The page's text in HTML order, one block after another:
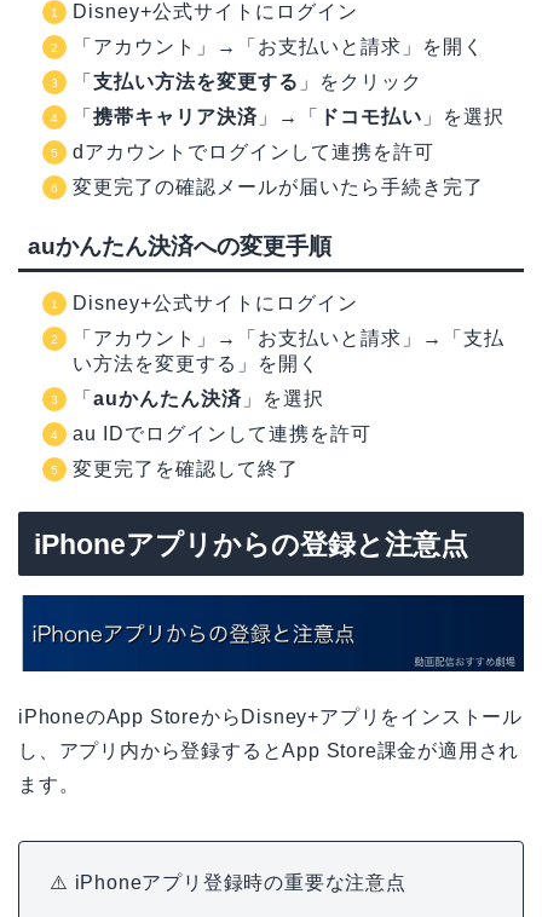
Disney+公式サイトにログイン
「アカウント」→「お支払いと請求」を開く
「 支払い方法を変更する 」をクリック
「 携帯キャリア決済 」→「 ドコモ払い 」を選択
dアカウントでログインして連携を許可
変更完了の確認メールが届いたら手続き完了
auかんたん決済への変更手順
Disney+公式サイトにログイン
「アカウント」→「お支払いと請求」→「支払
い方法を変更する」を開く
「 auかんたん決済 」を選択
au IDでログインして連携を許可
変更完了を確認して終了
iPhoneアプリからの登録と注意点
iPhoneのApp StoreからDisney+アプリをインストール
し、アプリ内から登録するとApp Store課金が適用され
ます。
⚠️ iPhoneアプリ登録時の重要な注意点